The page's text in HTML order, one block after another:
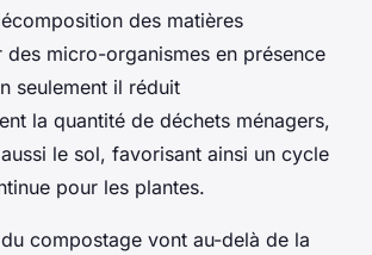
des matières
des micro-organismes en présence
seulement il réduit
la quantité de déchets ménagers,
le sol, favorisant ainsi un cycle
pour les plantes.
compostage vont au-delà de la